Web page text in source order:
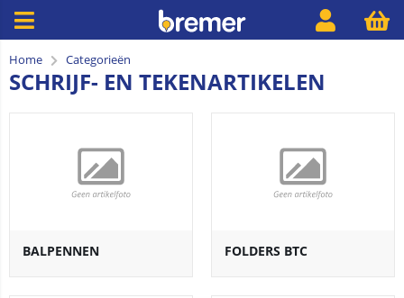
Home Categorieën
SCHRIJF- EN TEKENARTIKELEN
BALPENNEN FOLDERS BTC